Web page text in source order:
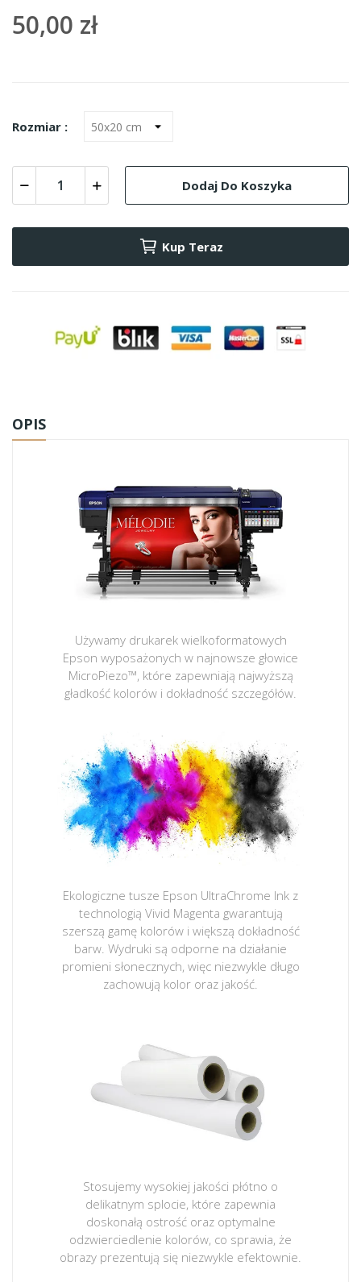
50,00 zł
Rozmiar :
Dodaj Do Koszyka
Kup Teraz
OPIS
Używamy drukarek wielkoformatowych
Epson wyposażonych w najnowsze głowice
MicroPiezo™, które zapewniają najwyższą
gładkość kolorów i dokładność szczegółów.
Ekologiczne tusze Epson UltraChrome Ink z
technologią Vivid Magenta gwarantują
szerszą gamę kolorów i większą dokładność
barw. Wydruki są odporne na działanie
promieni słonecznych, więc niezwykle długo
zachowują kolor oraz jakość.
Stosujemy wysokiej jakości płótno o
delikatnym splocie, które zapewnia
doskonałą ostrość oraz optymalne
odzwierciedlenie kolorów, co sprawia, że
obrazy prezentują się niezwykle efektownie.